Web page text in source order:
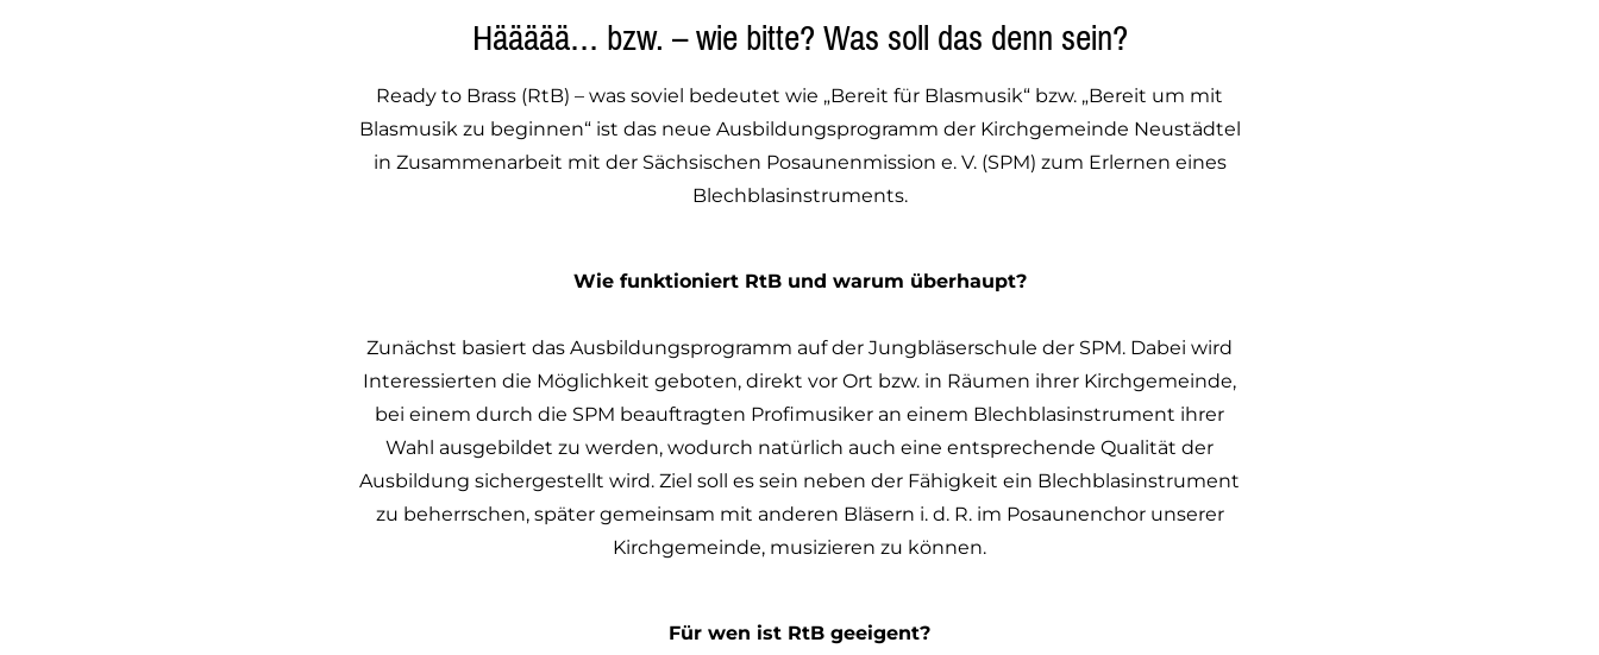
Häääää… bzw. – wie bitte? Was soll das denn sein?
Ready to Brass (RtB) – was soviel bedeutet wie „Bereit für Blasmusik“ bzw. „Bereit um mit
Blasmusik zu beginnen“ ist das neue Ausbildungsprogramm der Kirchgemeinde Neustädtel
in Zusammenarbeit mit der Sächsischen Posaunenmission e. V. (SPM) zum Erlernen eines
Blechblasinstruments.
Wie funktioniert RtB und warum überhaupt?
Zunächst basiert das Ausbildungsprogramm auf der Jungbläserschule der SPM. Dabei wird
Interessierten die Möglichkeit geboten, direkt vor Ort bzw. in Räumen ihrer Kirchgemeinde,
bei einem durch die SPM beauftragten Profimusiker an einem Blechblasinstrument ihrer
Wahl ausgebildet zu werden, wodurch natürlich auch eine entsprechende Qualität der
Ausbildung sichergestellt wird. Ziel soll es sein neben der Fähigkeit ein Blechblasinstrument
zu beherrschen, später gemeinsam mit anderen Bläsern i. d. R. im Posaunenchor unserer
Kirchgemeinde, musizieren zu können.
Für wen ist RtB geeigent?